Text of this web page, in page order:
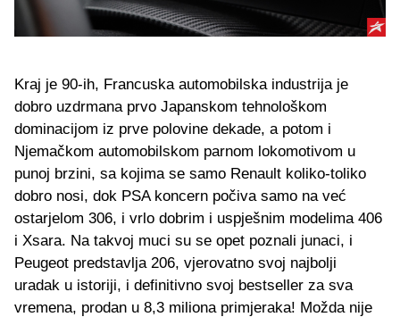
Kraj je 90-ih, Francuska automobilska industrija je
dobro uzdrmana prvo Japanskom tehnološkom
dominacijom iz prve polovine dekade, a potom i
Njemačkom automobilskom parnom lokomotivom u
punoj brzini, sa kojima se samo Renault koliko-toliko
dobro nosi, dok PSA koncern počiva samo na već
ostarjelom 306, i vrlo dobrim i uspješnim modelima 406
i Xsara. Na takvoj muci su se opet poznali junaci, i
Peugeot predstavlja 206, vjerovatno svoj najbolji
uradak u istoriji, i definitivno svoj bestseller za sva
vremena, prodan u 8,3 miliona primjeraka! Možda nije